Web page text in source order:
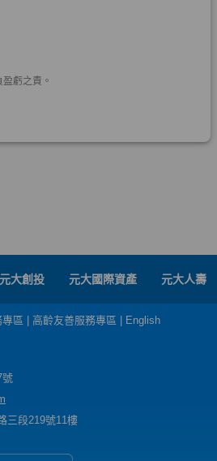
元大創投 元大國際資產 元大人壽
區 高齡友善服務專區 English
號
三段219號11樓